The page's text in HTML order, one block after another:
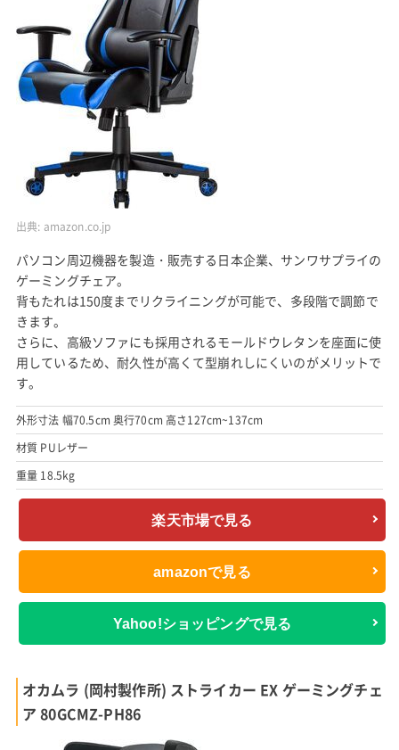
出典: amazon.co.jp
パソコン周辺機器を製造・販売する日本企業、サンワサプライの
ゲーミングチェア。
背もたれは150度までリクライニングが可能で、多段階で調節で
きます。
さらに、高級ソファにも採用されるモールドウレタンを座面に使
用しているため、耐久性が高くて型崩れしにくいのがメリットで
す。
外形寸法 幅70.5cm 奥行70cm 高さ127cm~137cm
材質 PUレザー
重量 18.5kg
楽天市場で見る
amazonで見る
Yahoo!ショッピングで見る
オカムラ (岡村製作所) ストライカー EX ゲーミングチェ
ア 80GCMZ-PH86